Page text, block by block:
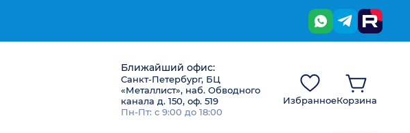
Ближайший офис:
Санкт-Петербург, БЦ
«Металлист», наб. Обводного
канала д. 150, оф. 519
Пн-Пт: с 9:00 до 18:00
ИзбранноеКорзина